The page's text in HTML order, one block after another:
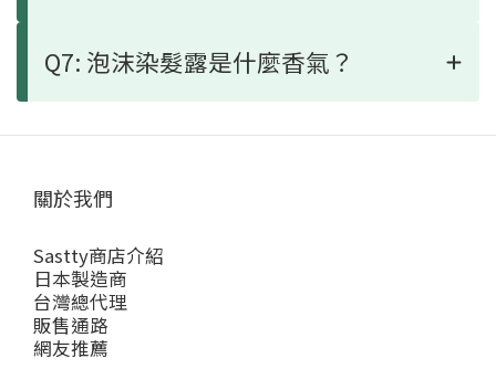
Q7: 泡沫染髮露是什麼香氣？
關於我們
Sastty商店介紹
日本製造商
台灣總代理
販售通路
網友推薦